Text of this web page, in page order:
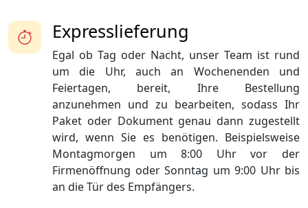
Expresslieferung
Egal ob Tag oder Nacht, unser Team ist rund
um die Uhr, auch an Wochenenden und
Feiertagen, bereit, Ihre Bestellung
anzunehmen und zu bearbeiten, sodass Ihr
Paket oder Dokument genau dann zugestellt
wird, wenn Sie es benötigen. Beispielsweise
Montagmorgen um 8:00 Uhr vor der
Firmenöffnung oder Sonntag um 9:00 Uhr bis
an die Tür des Empfängers.